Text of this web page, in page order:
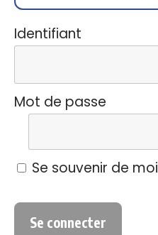
Identifiant
Mot de passe
Se souvenir de moi